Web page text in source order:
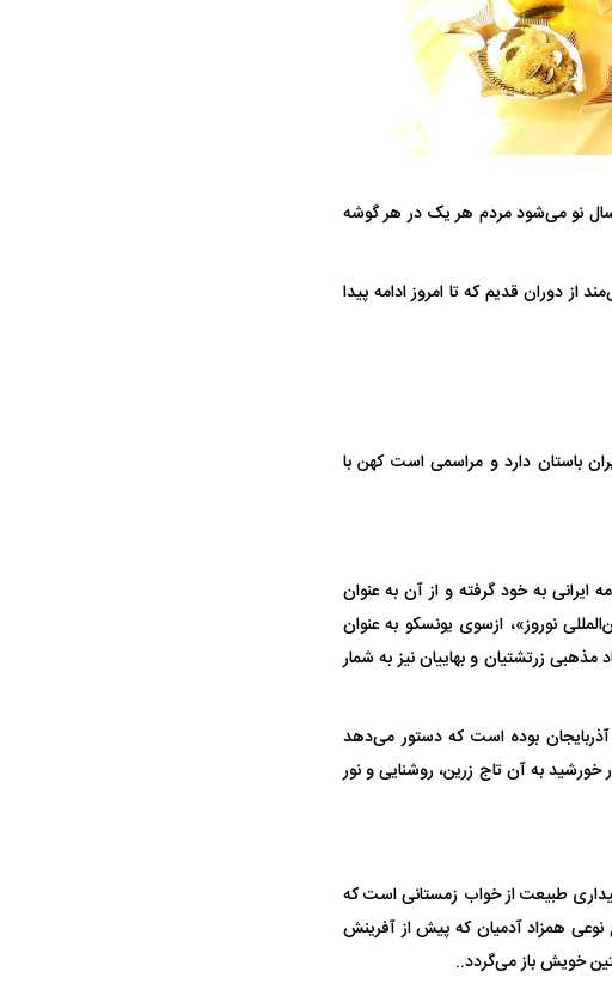
سال نو می‌شود مردم هر یک در هر گوشه
از دوران قدیم که تا امروز ادامه پیدا
باستان دارد و مراسمی است کهن با
به خود گرفته و از آن به عنوان
نوروز»، ازسوی یونسکو به عنوان
زرتشتیان و بهاییان نیز به شمار
بوده است که دستور می‌دهد
به آن تاج زرین، روشنایی و نور
طبیعت از خواب زمستانی است که
همزاد آدمیان که پیش از آفرینش
خویش باز می‌گردد..
حدید ۱۱۰؛ نسخه سریع‌تر، پنهان‌کارتر و
چیست؟
هواپیمای مرموز E-11A BACN چیست؟
واژگونی مرگبار سمند در اصفهان | ۴ نفر
عکس| ماجرای کشف جسد ناشناس که
توسط حیوانات خورده شد
در انتظار سه خرید کلیدی
شروع لیگ
استقلال